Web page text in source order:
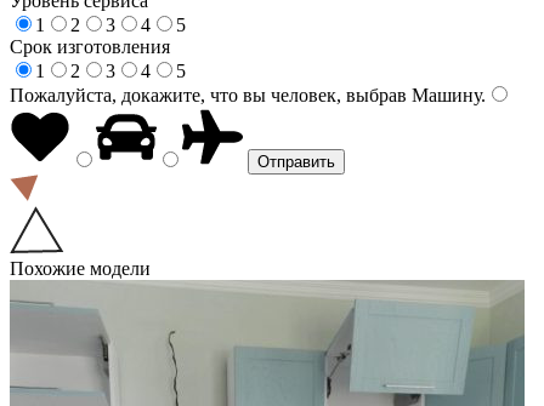
1
2 3 4
5
Срок изготовления
1
2 3 4
5
Пожалуйста, докажите, что вы человек, выбрав Машину.
Похожие модели